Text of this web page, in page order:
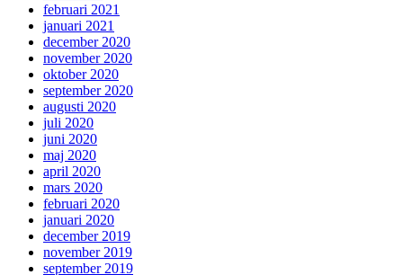
februari 2021
januari 2021
december 2020
november 2020
oktober 2020
september 2020
augusti 2020
juli 2020
juni 2020
maj 2020
april 2020
mars 2020
februari 2020
januari 2020
december 2019
november 2019
september 2019